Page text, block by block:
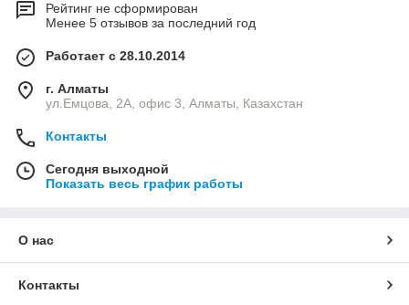
Рейтинг не сформирован
Менее 5 отзывов за последний год
Работает с 28.10.2014
г. Алматы
ул.Емцова, 2А, офис 3, Алматы, Казахстан
Контакты
Сегодня выходной
Показать весь график работы
О нас
Контакты